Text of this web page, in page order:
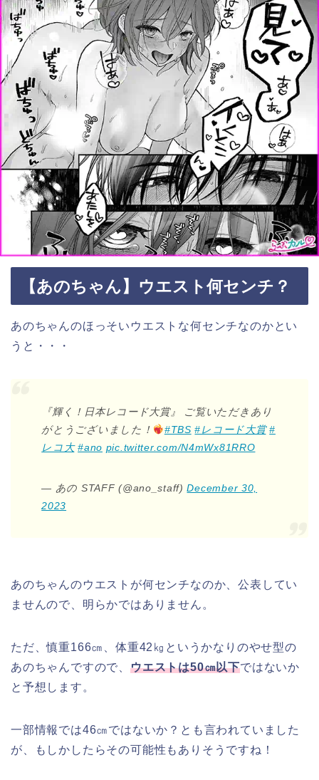
【あのちゃん】ウエスト何センチ？
あのちゃんのほっそいウエストな何センチなのかとい
うと・・・
『輝く！日本レコード大賞』 ご覧いただきあり
がとうございました！
#TBS #レコード大賞 #
レコ大 #ano pic.twitter.com/N4mWx81RRO
— あの STAFF (@ano_staff)December 30,
2023
あのちゃんのウエストが何センチなのか、公表してい
ませんので、明らかではありません。
ただ、慎重166㎝、体重42㎏というかなりのやせ型の
あのちゃんですので、ウエストは50㎝以下ではないか
と予想します。
一部情報では46㎝ではないか？とも言われていました
が、もしかしたらその可能性もありそうですね！